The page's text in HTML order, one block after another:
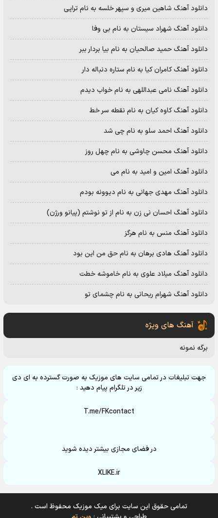
دانلود آهنگ شاهین میری و سپهر خلسه به نام تراپی
دانلود آهنگ شهراد سیستان به نام بی وفا
دانلود آهنگ حمید صالحیان به نام بیا بردار ببر
دانلود آهنگ کامران کیا به نام ستاره دنباله دار
دانلود آهنگ نامی عبداللهی به نام خواب دیدم
دانلود آهنگ کاوه کیان به نام نقطه سر خط
دانلود آهنگ احمد سلو به نام چی شد
دانلود آهنگ محسن چاوشی به نام چهل روز
دانلود آهنگ امین و امید به نام می
دانلود آهنگ مهدی جهانی به نام دیوونه بودم
دانلود آهنگ احسان نی زن به نام از تو نوشتم (پیانو ورژن)
دانلود آهنگ منس به نام هرگز
دانلود آهنگ هادی برهان به نام حق من این بود
دانلود آهنگ میلاد علوی به نام خاموشه خطت
دانلود آهنگ شهرام ریحانی به نام چشمای تو
آهنگ های ویژه
برگه نمونه
جهت تبلیغات در تمامی سایت های موزیک به صورت گسترده به ای دی
زیر در تلگرام پیام دهید :
T.me/FKcontact
در فضای مجازی بیشتر دیده شوید
XLIKE.ir
تمامی حقوق این سایت برای میک موزیک محفوظ است .